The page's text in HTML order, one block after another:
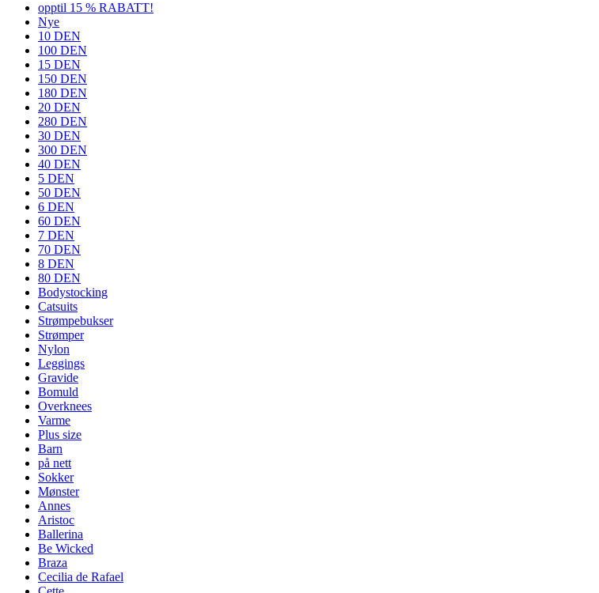
opptil 15 % RABATT!
Nye
10 DEN
100 DEN
15 DEN
150 DEN
180 DEN
20 DEN
280 DEN
30 DEN
300 DEN
40 DEN
5 DEN
50 DEN
6 DEN
60 DEN
7 DEN
70 DEN
8 DEN
80 DEN
Bodystocking
Catsuits
Strømpebukser
Strømper
Nylon
Leggings
Gravide
Bomuld
Overknees
Varme
Plus size
Barn
på nett
Sokker
Mønster
Annes
Aristoc
Ballerina
Be Wicked
Braza
Cecilia de Rafael